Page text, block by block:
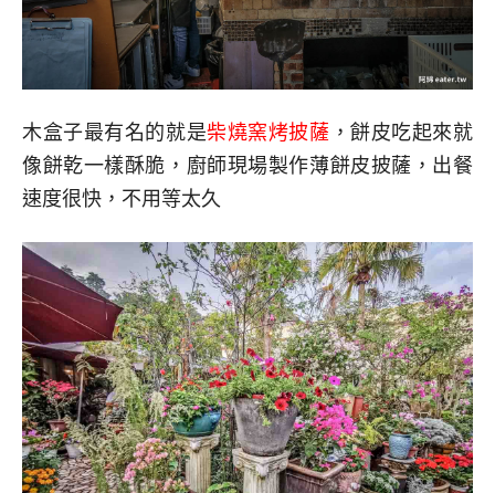
木盒子最有名的就是柴燒窯烤披薩 ，餅皮吃起來就
像餅乾一樣酥脆，廚師現場製作薄餅皮披薩，出餐
速度很快，不用等太久